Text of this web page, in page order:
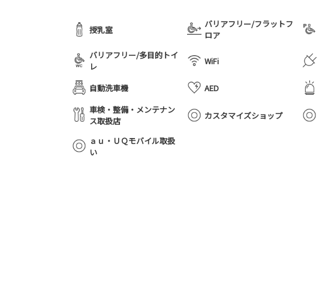
授乳室
バリアフリー/フラットフ
ロア
バリアフリー/多目的トイ
レ
WiFi
自動洗車機 AED
車検・整備・メンテナン
ス取扱店
カスタマイズショップ
ａｕ・ＵＱモバイル取扱
い